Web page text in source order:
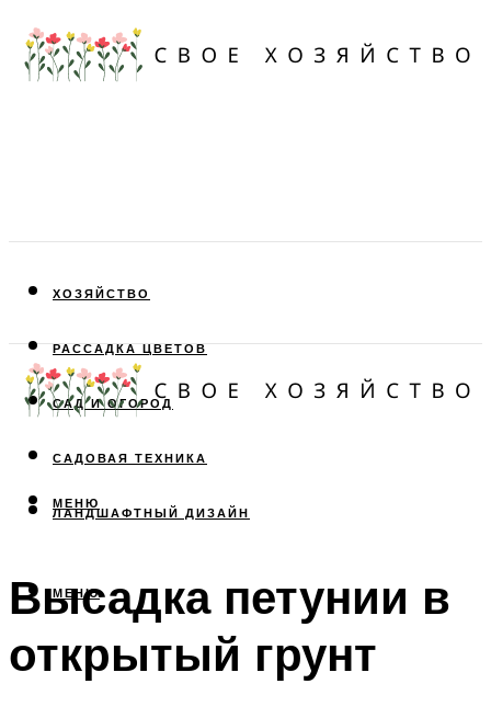
ХОЗЯЙСТВО
РАССАДКА ЦВЕТОВ
САД И ОГОРОД
САДОВАЯ ТЕХНИКА
ЛАНДШАФТНЫЙ ДИЗАЙН
МЕНЮ
МЕНЮ
Высадка петунии в
открытый грунт